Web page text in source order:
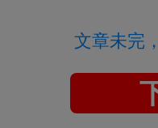
文章未完